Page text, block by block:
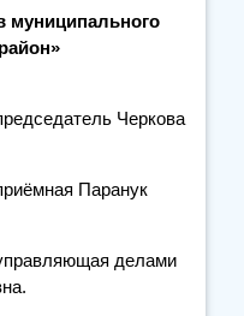
муниципального
Черкова
Паранук
делами